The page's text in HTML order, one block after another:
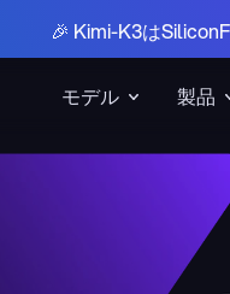
モデル 製品
🎉 Kimi-K3は